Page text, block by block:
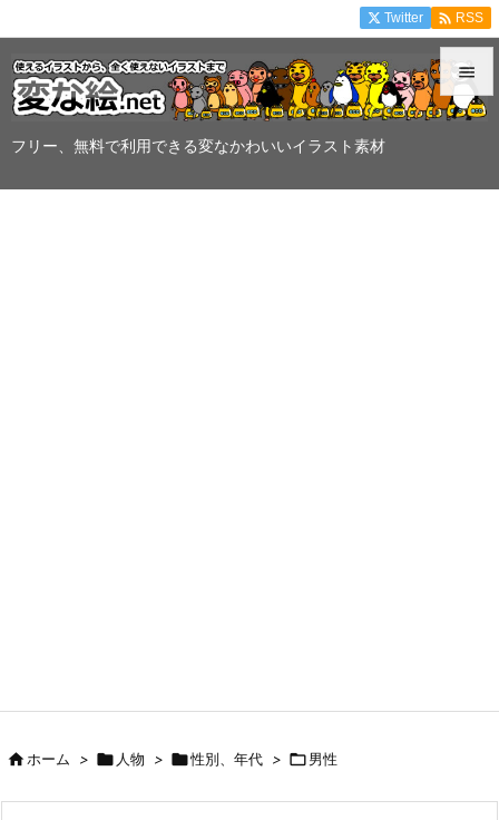
フリー、無料で利用できる変なかわいいイラスト素材


Twitter  RSS
ホーム >  人物 > 性別、年代 > 男性